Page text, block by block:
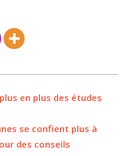
plus en plus des études
se confient plus à
des conseils